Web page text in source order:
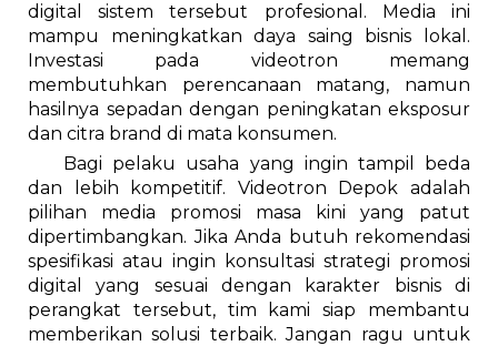
digital sistem tersebut profesional. Media ini
mampu meningkatkan daya saing bisnis lokal.
Investasi pada videotron memang
membutuhkan perencanaan matang, namun
hasilnya sepadan dengan peningkatan eksposur
dan citra brand di mata konsumen.
Bagi pelaku usaha yang ingin tampil beda
dan lebih kompetitif. Videotron Depok adalah
pilihan media promosi masa kini yang patut
dipertimbangkan. Jika Anda butuh rekomendasi
spesifikasi atau ingin konsultasi strategi promosi
digital yang sesuai dengan karakter bisnis di
perangkat tersebut, tim kami siap membantu
memberikan solusi terbaik. Jangan ragu untuk